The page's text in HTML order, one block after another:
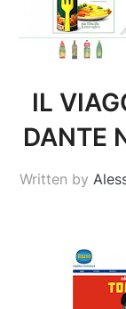
IL
DANTE
Written by